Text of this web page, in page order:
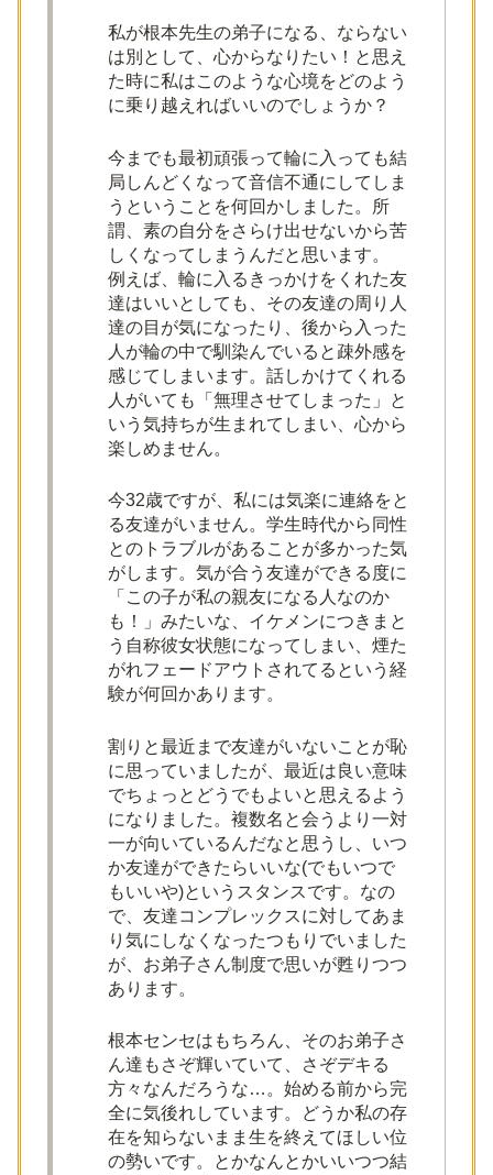
私が根本先生の弟子になる、ならない
は別として、心からなりたい！と思え
た時に私はこのような心境をどのよう
に乗り越えればいいのでしょうか？
今までも最初頑張って輪に入っても結
局しんどくなって音信不通にしてしま
うということを何回かしました。所
謂、素の自分をさらけ出せないから苦
しくなってしまうんだと思います。
例えば、輪に入るきっかけをくれた友
達はいいとしても、その友達の周り人
達の目が気になったり、後から入った
人が輪の中で馴染んでいると疎外感を
感じてしまいます。話しかけてくれる
人がいても「無理させてしまった」と
いう気持ちが生まれてしまい、心から
楽しめません。
今32歳ですが、私には気楽に連絡をと
る友達がいません。学生時代から同性
とのトラブルがあることが多かった気
がします。気が合う友達ができる度に
「この子が私の親友になる人なのか
も！」みたいな、イケメンにつきまと
う自称彼女状態になってしまい、煙た
がれフェードアウトされてるという経
験が何回かあります。
割りと最近まで友達がいないことが恥
に思っていましたが、最近は良い意味
でちょっとどうでもよいと思えるよう
になりました。複数名と会うより一対
一が向いているんだなと思うし、いつ
か友達ができたらいいな(でもいつで
もいいや)というスタンスです。なの
で、友達コンプレックスに対してあま
り気にしなくなったつもりでいました
が、お弟子さん制度で思いが甦りつつ
あります。
根本センセはもちろん、そのお弟子さ
ん達もさぞ輝いていて、さぞデキる
方々なんだろうな…。始める前から完
全に気後れしています。どうか私の存
在を知らないまま生を終えてほしい位
の勢いです。とかなんとかいいつつ結